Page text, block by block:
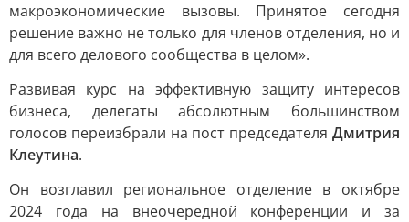
макроэкономические вызовы. Принятое сегодня
решение важно не только для членов отделения, но и
для всего делового сообщества в целом».
Развивая курс на эффективную защиту интересов
бизнеса, делегаты абсолютным большинством
голосов переизбрали на пост председателя Дмитрия
Клеутина.
Он возглавил региональное отделение в октябре
2024 года на внеочередной конференции и за